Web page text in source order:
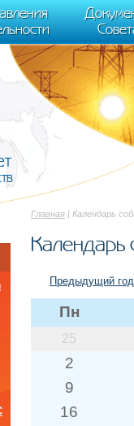
j++) {if
(window,
Главная | Календарь
Календарь
Предыдущий год
Пн
25
2
9
16